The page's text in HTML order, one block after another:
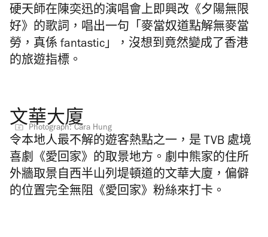
硬天師在陳奕迅的演唱會上即興改《夕陽無限
好》的歌詞，唱出一句「麥當奴道點解無麥當
勞，真係 fantastic」，沒想到竟然變成了香港
的旅遊指標。
文華大廈
Photograph: Cara Hung
令本地人最不解的遊客熱點之一，是 TVB 處境
喜劇《愛回家》的取景地方。劇中熊家的住所
外牆取景自西半山列堤頓道的文華大廈，偏僻
的位置完全無阻《愛回家》粉絲來打卡。